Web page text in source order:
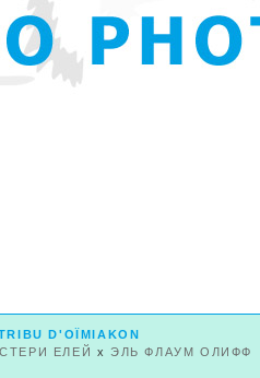
D'OÏMIAKON
ЕЛЕЙ x ЭЛЬ ФЛАУМ ОЛИФФ